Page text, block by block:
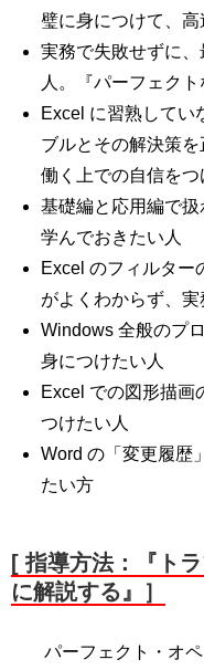
璧に身につけて、高
実務で失敗せずに
人。『パーフェク
Excel に習熟してい
ブルとその解決策
働く上での自信をつ
基礎編と応用編で
学んでおきたい人
Excel のフィルター
がよくわからず、実
Windows 全般のプ
身につけたい人
Excel での図形描画
つけたい人
Word の「変更履歴
たい方
[ 指導方法：『ト
に解説する』］
パーフェクト・オ